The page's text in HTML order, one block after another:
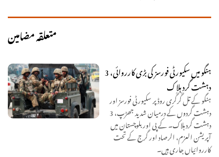
متعلقہ مضامین
ہنگو میں سکیورٹی فورسز کی بڑی کارروائی، 3
دہشت گرد ہلاک
ہنگو کے تل گُرگُری روڈ پر سکیورٹی فورسز اور
دہشت گردوں کے درمیان شدید جھڑپ، 3
دہشت گرد ہلاک۔ کے پی اور بلوچستان میں
آپریشن العزم، الرصاد اور گرج کے تحت
کارروائیاں جاری ہیں۔